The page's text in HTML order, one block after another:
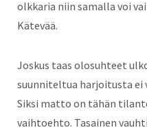
olkkaria niin samalla voi
Kätevää.
Joskus taas olosuhteet
suunniteltua harjoitusta ei
Siksi matto on tähän
vaihtoehto. Tasainen